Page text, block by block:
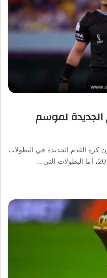
الجديدة لموسم
كرة القدم الجديدة في البطولات